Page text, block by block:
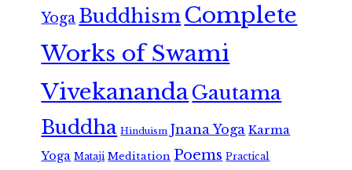
Yoga Buddhism Complete
Works of Swami
VivekanandaGautama
Buddha Hinduism Jnana Yoga Karma
Yoga Mataji Meditation Poems Practical